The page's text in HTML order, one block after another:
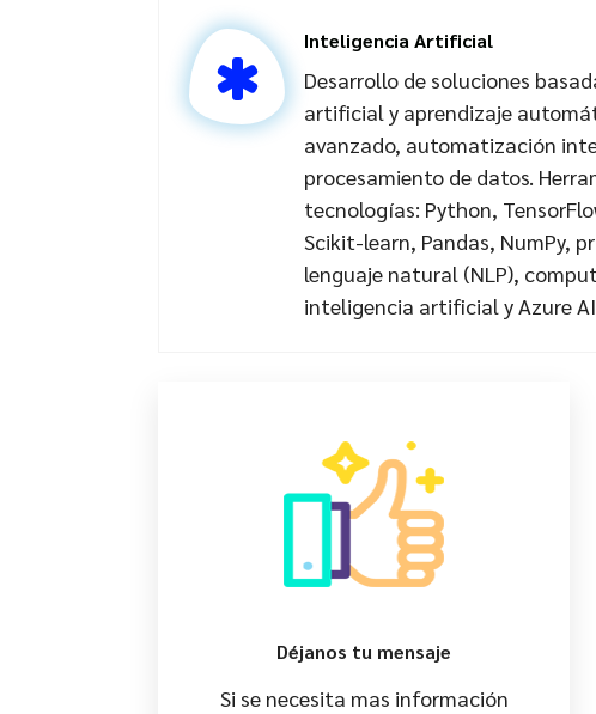
Inteligencia Artificial
Desarrollo de soluciones
artificial y aprendizaje
avanzado, automatización
procesamiento de datos.
tecnologías: Python,
Scikit-learn, Pandas, NumPy,
lenguaje natural (NLP),
inteligencia artificial y Azure AI
Déjanos tu mensaje
Si se necesita mas información